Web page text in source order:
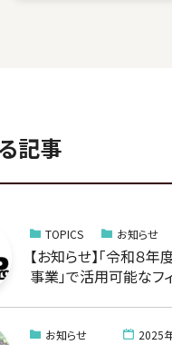
記事
【お知らせ】「令和８
事業」で活用可能な
TOPICS お知らせ
お知らせ 2025